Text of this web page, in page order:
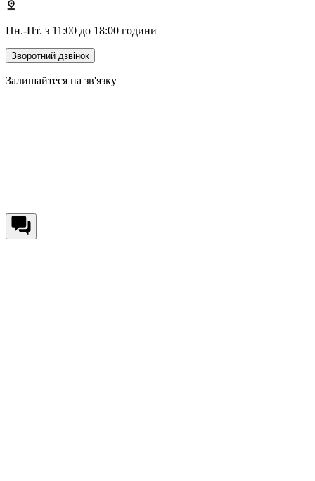
Пн.-Пт. з 11:00 до 18:00 години
Зворотний дзвінок
Залишайтеся на зв'язку